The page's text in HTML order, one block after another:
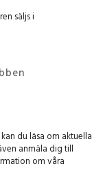
säljs i
du läsa om aktuella
anmäla dig till
om våra